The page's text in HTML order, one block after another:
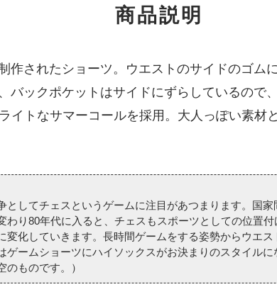
商品説明
されたショーツ。ウエストのサイドのゴム
バックポケットはサイドにずらしているので
イトなサマーコールを採用。大人っぽい素材
してチェスというゲームに注目があつまります。国
り80年代に入ると、チェスもスポーツとしての位置
変化していきます。長時間ゲームをする姿勢からウエ
ゲームショーツにハイソックスがお決まりのスタイル
ものです。）